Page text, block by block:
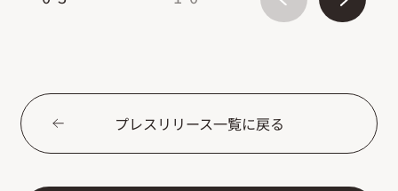
プレスリリース一覧に戻る